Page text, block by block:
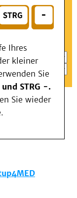
Ihres
kleiner
Sie
und STRG -.
Sie wieder
(KIM)